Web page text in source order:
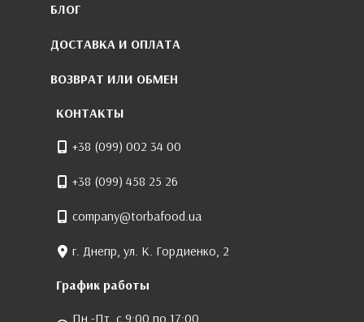
БЛОГ
ДОСТАВКА И ОПЛАТА
ВОЗВРАТ ИЛИ ОБМЕН
КОНТАКТЫ
+38 (099) 002 34 00
+38 (099) 458 25 26
company@torbafood.ua
г. Днепр, ул. К. Гордиенко, 2
График работы
Пн.-Пт. с 9:00 по 17:00